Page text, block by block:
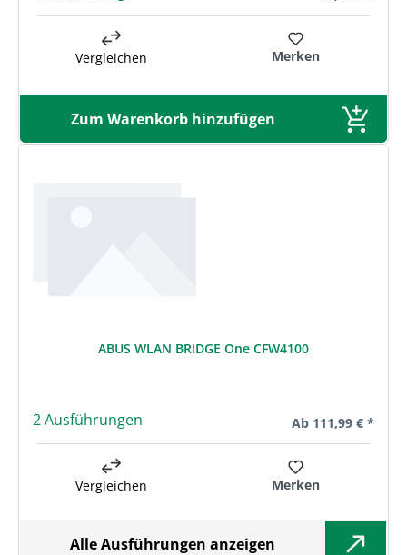
Vergleichen Merken
Zum Warenkorb hinzufügen
ABUS WLAN BRIDGE One CFW4100
2 Ausführungen Regulärer Preis:
Ab 111,99 € *
Vergleichen Merken
Alle Ausführungen anzeigen